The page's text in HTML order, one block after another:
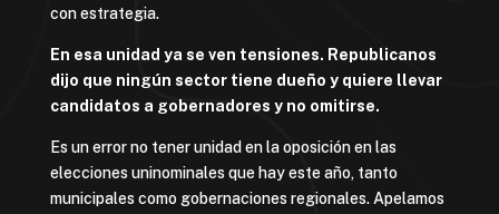
con estrategia.
En esa unidad ya se ven tensiones. Republicanos
dijo que ningún sector tiene dueño y quiere llevar
candidatos a gobernadores y no omitirse.
Es un error no tener unidad en la oposición en las
elecciones uninominales que hay este año, tanto
municipales como gobernaciones regionales. Apelamos